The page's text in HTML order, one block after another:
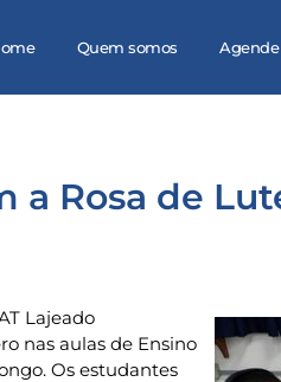
Quem somos
a Rosa de
Lajeado
nas aulas de Ensino
Os estudantes